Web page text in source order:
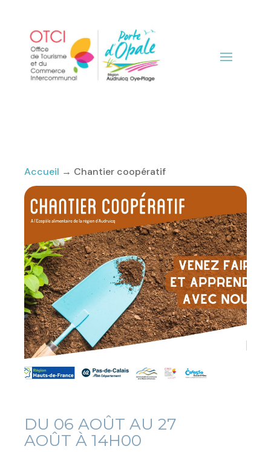
Accueil → Chantier coopératif
DU 06 AOÛT AU 27
AOÛT À 14H00